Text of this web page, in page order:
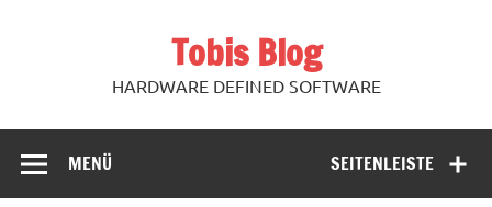
Tobis Blog
HARDWARE DEFINED SOFTWARE
SEITENLEISTE
MENÜ